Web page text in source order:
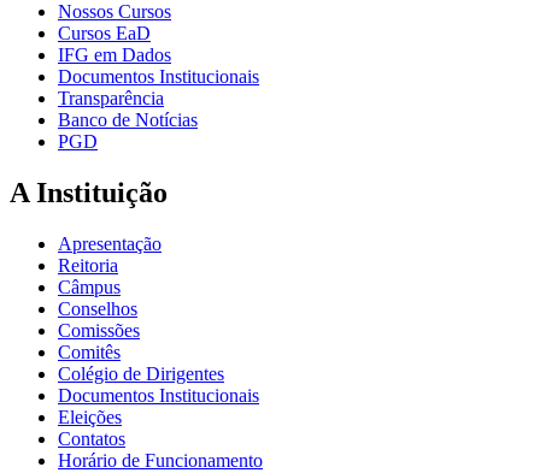
Nossos Cursos
Cursos EaD
IFG em Dados
Documentos Institucionais
Transparência
Banco de Notícias
PGD
A Instituição
Apresentação
Reitoria
Câmpus
Conselhos
Comissões
Comitês
Colégio de Dirigentes
Documentos Institucionais
Eleições
Contatos
Horário de Funcionamento